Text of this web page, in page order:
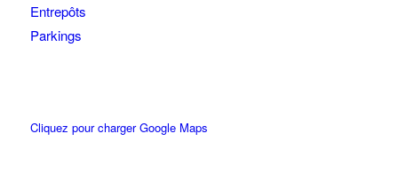
Entrepôts
Parkings
Cliquez pour charger Google Maps